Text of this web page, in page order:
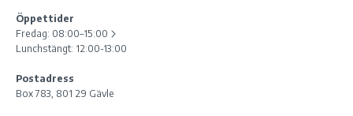
Öppettider
Fredag: 08:00–15:00
Lunchstängt: 12:00-13:00
Postadress
Box 783, 801 29 Gävle